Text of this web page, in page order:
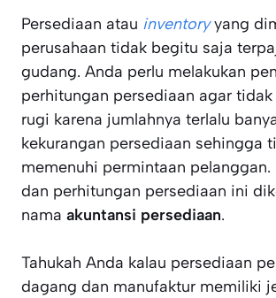
Persediaan atau inventoryyang
perusahaan tidak begitu saja
gudang. Anda perlu melakukan
perhitungan persediaan agar
rugi karena jumlahnya terlalu
kekurangan persediaan sehingga
memenuhi permintaan pelanggan.
dan perhitungan persediaan ini
nama akuntansi persediaan.
Tahukah Anda kalau persediaan
dagang dan manufaktur memiliki